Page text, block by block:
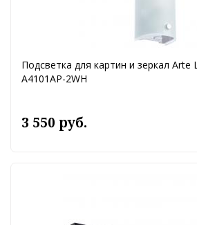
Подсветка для картин и зеркал Arte
A4101AP-2WH
3 550 руб.